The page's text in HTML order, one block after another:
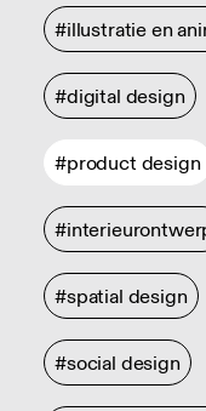
#illustratie en
#digital design
#product design
#spatial design
#social design